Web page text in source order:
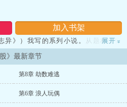
加入书架
异》）我写的系列小说。从题材上它
是财经或都市文学。在这个系列作品
空杜撰一个虚幻的世界。所以我写的
生过或可能会发生。 《鬼股》系列
奇，但这些不是我的目的，我们每个
很难诉说的情感，所以玄异题材成了
展开 »
股》最新章节
第8章 劫数难逃
第6章 浪人玩偶